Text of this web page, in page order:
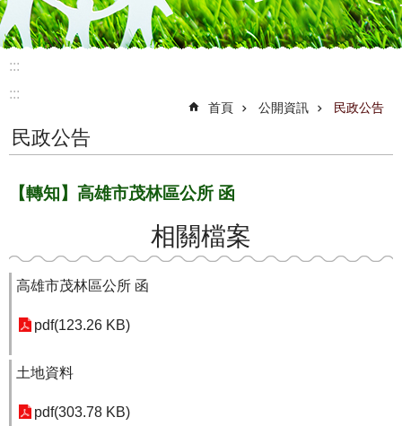
:::
:::
首頁 公開資訊 民政公告
民政公告
【轉知】高雄市茂林區公所 函
相關檔案
高雄市茂林區公所 函
pdf(123.26 KB)
土地資料
pdf(303.78 KB)